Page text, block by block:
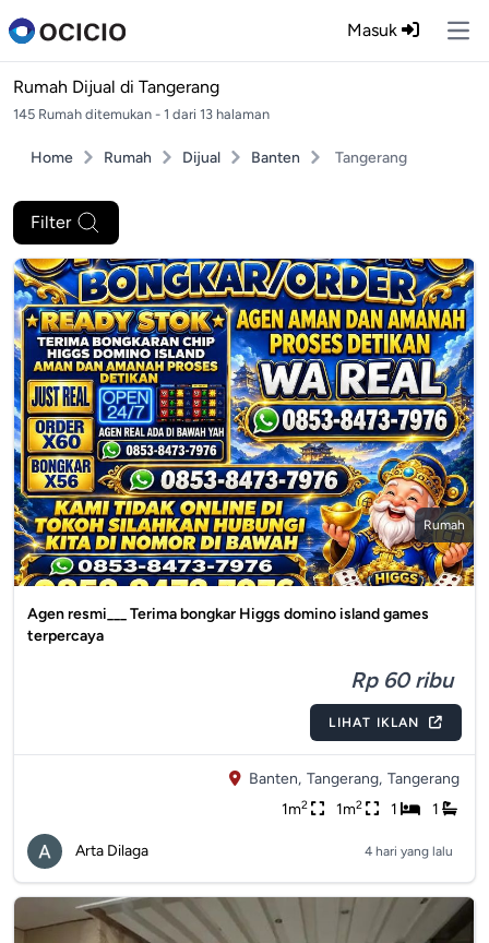
Masuk
Rumah Dijual di Tangerang
145 Rumah ditemukan - 1 dari 13 halaman
Home Rumah Dijual Banten Tangerang
Filter
Rumah
Agen resmi___ Terima bongkar Higgs domino island games
terpercaya
Rp 60 ribu
LIHAT IKLAN
Banten, Tangerang, Tangerang
1m2 1m2 1 1
Arta Dilaga 4 hari yang lalu